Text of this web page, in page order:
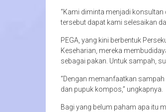
“Kami diminta menjadi
tersebut dapat kami selesaikan
PEGA, yang kini berbentuk
Keseharian, mereka
sebagai pakan. Untuk sampah,
“Dengan memanfaatkan
dan pupuk kompos,” ungkapnya.
Bagi yang belum paham apa itu